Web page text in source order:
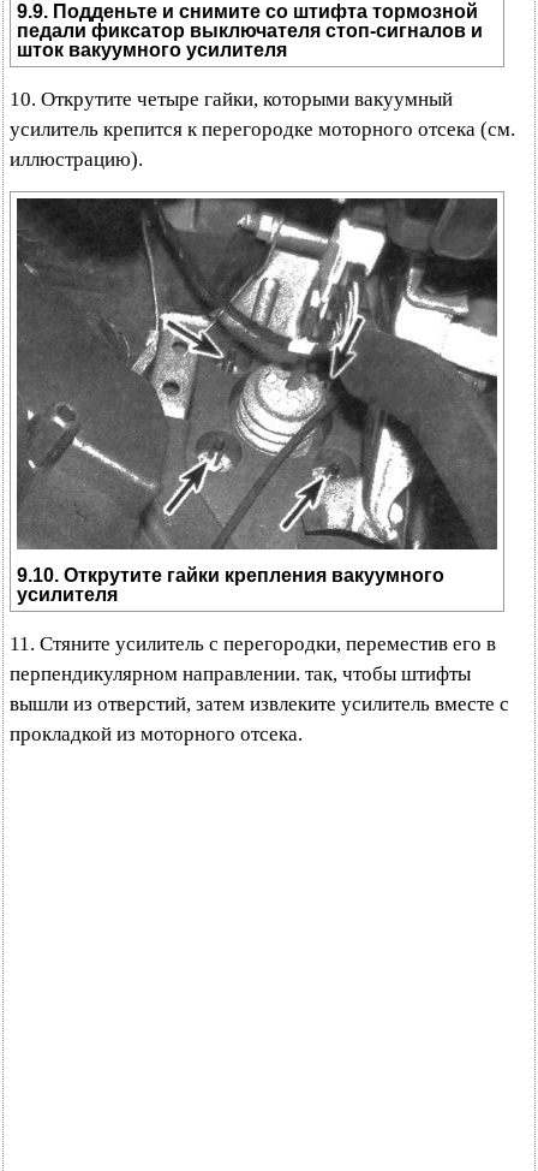
9.9. Подденьте и снимите со штифта тормозной
педали фиксатор выключателя стоп-сигналов и
шток вакуумного усилителя
10. Открутите четыре гайки, которыми вакуумный
усилитель крепится к перегородке моторного отсека (см.
иллюстрацию).
9.10. Открутите гайки крепления вакуумного
усилителя
11. Стяните усилитель с перегородки, переместив его в
перпендикулярном направлении. так, чтобы штифты
вышли из отверстий, затем извлеките усилитель вместе с
прокладкой из моторного отсека.